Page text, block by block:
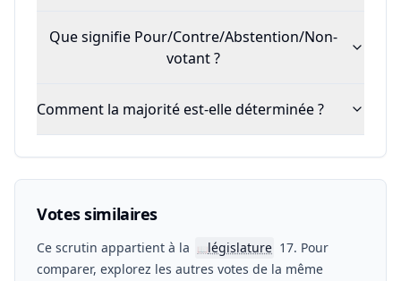
Que signifie Pour/Contre/Abstention/Non-
votant ?
Comment la majorité est-elle déterminée ?
Votes similaires
Ce scrutin appartient à la 📖législature 17. Pour
comparer, explorez les autres votes de la même